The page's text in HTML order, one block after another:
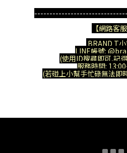
【網路客服
BRAND T
LINE帳號:
(使用ID搜尋即可,記
服務時間:
(若碰上小幫手忙碌無法即